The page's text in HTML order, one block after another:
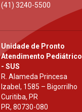
(41) 3240-5500
Unidade de Pronto
Atendimento Pediátrico
- SUS
R. Alameda Princesa
Izabel, 1585 – Bigorrilho
Curitiba, PR
PR, 80730-080